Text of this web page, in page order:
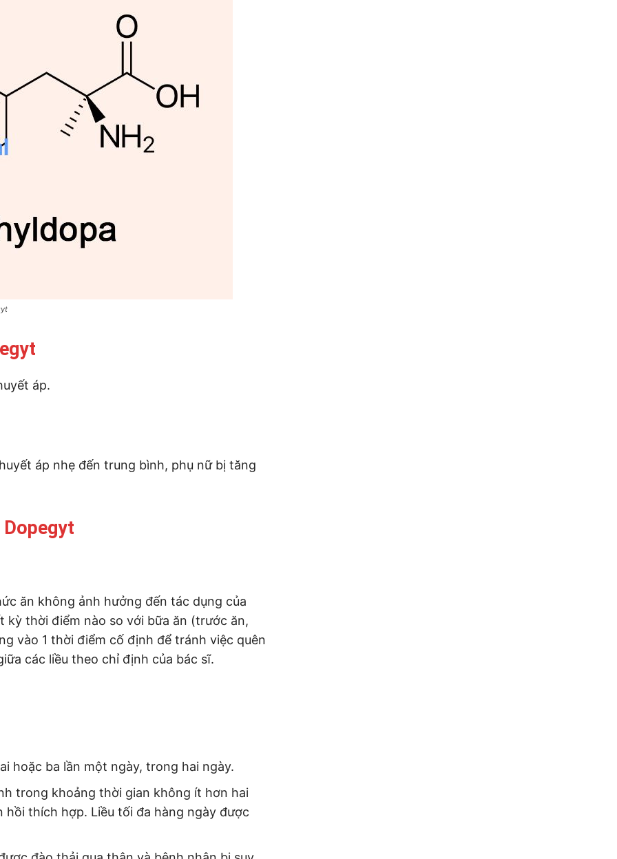
áp.
áp nhẹ đến trung bình, phụ nữ bị tăng
ăn không ảnh hưởng đến tác dụng của
thời điểm nào so với bữa ăn (trước ăn,
vào 1 thời điểm cố định để tránh việc quên
các liều theo chỉ định của bác sĩ.
hoặc ba lần một ngày, trong hai ngày.
trong khoảng thời gian không ít hơn hai
hồi thích hợp. Liều tối đa hàng ngày được